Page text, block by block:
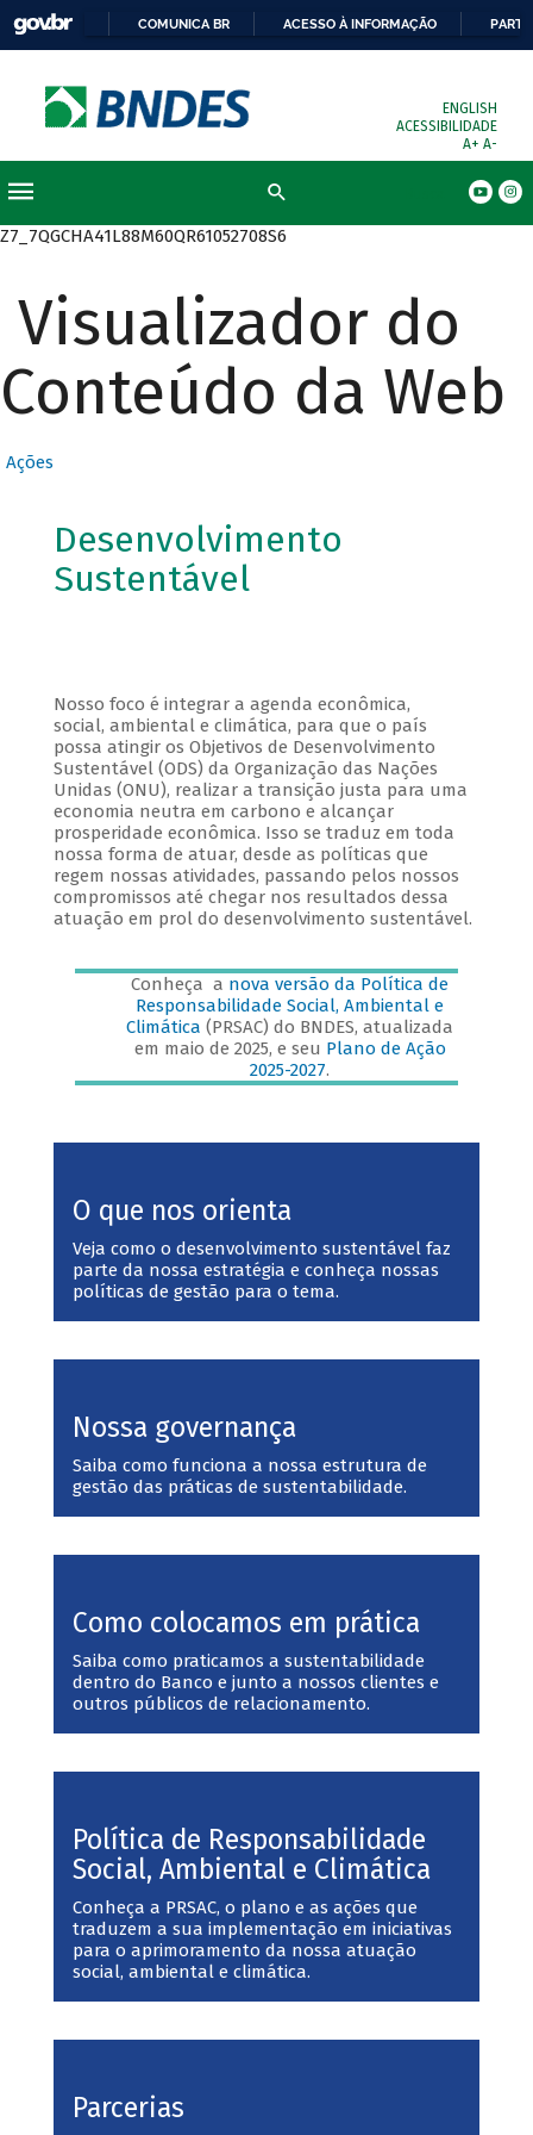
COMUNICA BR ACESSO À INFORMAÇÃO
ENGLISH
ACESSIBILIDADE
A+ A-
Z7_7QGCHA41L88M60QR61052708S6
Visualizador do
Conteúdo da Web
Ações
Desenvolvimento
Sustentável
Nosso foco é integrar a agenda econômica,
social, ambiental e climática, para que o país
possa atingir os Objetivos de Desenvolvimento
Sustentável (ODS) da Organização das Nações
Unidas (ONU), realizar a transição justa para uma
economia neutra em carbono e alcançar
prosperidade econômica. Isso se traduz em toda
nossa forma de atuar, desde as políticas que
regem nossas atividades, passando pelos nossos
compromissos até chegar nos resultados dessa
atuação em prol do desenvolvimento sustentável.
Conheça a nova versão da Política de
Responsabilidade Social, Ambiental e
Climática (PRSAC) do BNDES, atualizada
em maio de 2025, e seu Plano de Ação
2025-2027.
O que nos orienta
Veja como o desenvolvimento sustentável faz
parte da nossa estratégia e conheça nossas
políticas de gestão para o tema.
Nossa governança
Saiba como funciona a nossa estrutura de
gestão das práticas de sustentabilidade.
Como colocamos em prática
Saiba como praticamos a sustentabilidade
dentro do Banco e junto a nossos clientes e
outros públicos de relacionamento.
Política de Responsabilidade
Social, Ambiental e Climática
Conheça a PRSAC, o plano e as ações que
traduzem a sua implementação em iniciativas
para o aprimoramento da nossa atuação
social, ambiental e climática.
Parcerias